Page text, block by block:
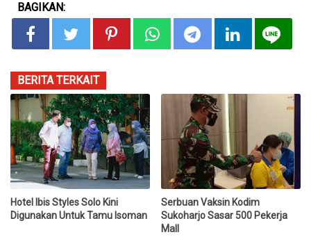
BAGIKAN:
BERITA TERKAIT
Hotel Ibis Styles Solo Kini
Digunakan Untuk Tamu Isoman
Serbuan Vaksin Kodim
Sukoharjo Sasar 500 Pekerja
Mall